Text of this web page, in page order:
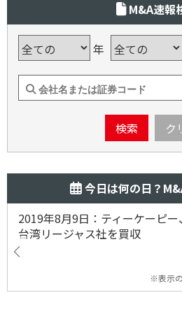
M&A速報
年
検索 ク
今日は何の日？
2019年8月9日：ティーケーピ
台湾リージャス社を買収
※表示の